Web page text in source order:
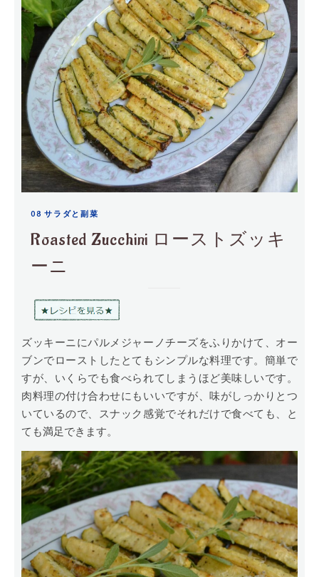
08 サラダと副菜
Roasted Zucchini ローストズッキ
ーニ
ズッキーニにパルメジャーノチーズをふりかけて、オー
ブンでローストしたとてもシンプルな料理です。簡単で
すが、いくらでも食べられてしまうほど美味しいです。
肉料理の付け合わせにもいいですが、味がしっかりとつ
いているので、スナック感覚でそれだけで食べても、と
ても満足できます。